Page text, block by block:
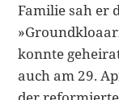
Familie sah er
konnte
auch am 29.